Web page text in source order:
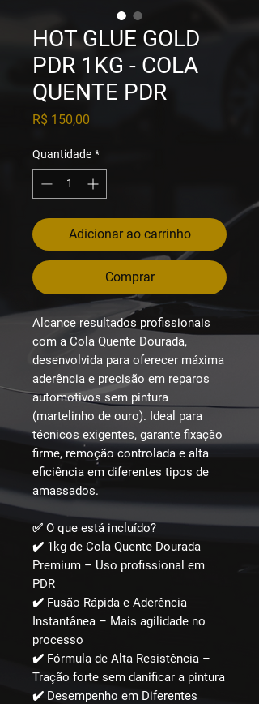
HOT GLUE GOLD
PDR 1KG - COLA
QUENTE PDR
R$ 150,00
Quantidade *
Adicionar ao carrinho
Comprar
Alcance resultados profissionais
com a Cola Quente Dourada,
desenvolvida para oferecer máxima
aderência e precisão em reparos
automotivos sem pintura
(martelinho de ouro). Ideal para
técnicos exigentes, garante fixação
firme, remoção controlada e alta
eficiência em diferentes tipos de
amassados.
✅ O que está incluído?
✔️ 1kg de Cola Quente Dourada
Premium – Uso profissional em
PDR
✔️ Fusão Rápida e Aderência
Instantânea – Mais agilidade no
processo
✔️ Fórmula de Alta Resistência –
Tração forte sem danificar a pintura
✔️ Desempenho em Diferentes